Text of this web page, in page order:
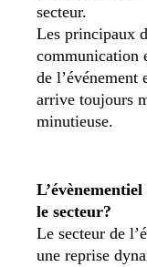
secteur.
Les principaux
communication
de l’événement
arrive toujours
minutieuse.
le secteur?
Le secteur de
une reprise